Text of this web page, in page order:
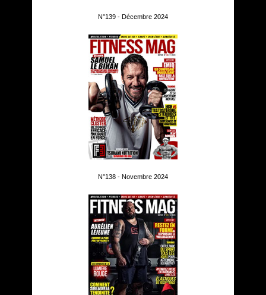
N°139 - Décembre 2024
N°138 - Novembre 2024